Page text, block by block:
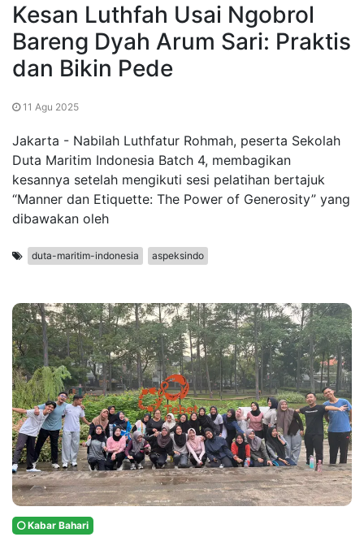
Kesan Luthfah Usai Ngobrol
Bareng Dyah Arum Sari: Praktis
dan Bikin Pede
11 Agu 2025
Jakarta - Nabilah Luthfatur Rohmah, peserta Sekolah
Duta Maritim Indonesia Batch 4, membagikan
kesannya setelah mengikuti sesi pelatihan bertajuk
“Manner dan Etiquette: The Power of Generosity” yang
dibawakan oleh
duta-maritim-indonesia aspeksindo
Kabar Bahari